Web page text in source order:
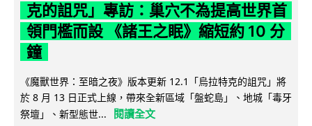
克的詛咒」專訪：巢穴不為提高世界首
領門檻而設 《諸王之眠》縮短約 10 分
鐘
《魔獸世界：至暗之夜》版本更新 12.1「烏拉特克的詛咒」將
於 8 月 13 日正式上線，帶來全新區域「盤蛇島」、地城「毒牙
祭壇」、新型態世...
閱讀全文